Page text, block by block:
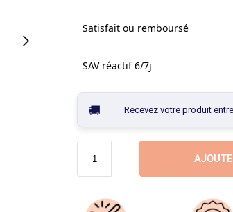
Satisfait ou remboursé
SAV réactif 6/7j
Recevez votre produit